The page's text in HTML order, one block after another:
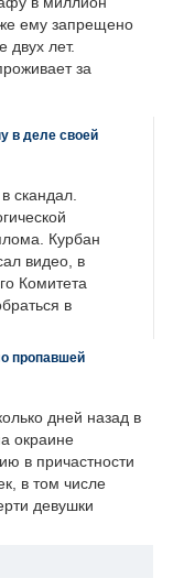
ему запрещено
двух лет.
за
в деле своей
скандал.
Курбан
видео, в
Комитета
в
пропавшей
дней назад в
окраине
в причастности
в том числе
девушки